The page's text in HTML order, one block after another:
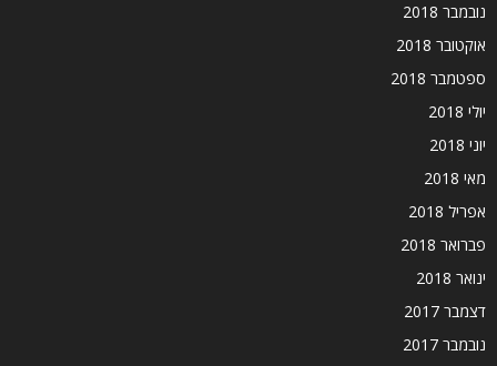
נובמבר 2018
אוקטובר 2018
ספטמבר 2018
יולי 2018
יוני 2018
מאי 2018
אפריל 2018
פברואר 2018
ינואר 2018
דצמבר 2017
נובמבר 2017